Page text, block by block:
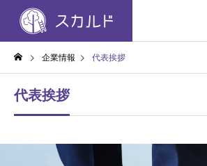
企業情報 代表挨拶
代表挨拶